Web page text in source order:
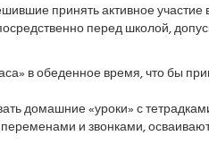
принять активное
перед школой,
в обеденное время, что бы
домашние «уроки» с
и звонками,